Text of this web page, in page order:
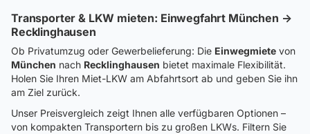
Transporter & LKW mieten: Einwegfahrt München →
Recklinghausen
Ob Privatumzug oder Gewerbelieferung: Die Einwegmiete von
München nach Recklinghausen bietet maximale Flexibilität.
Holen Sie Ihren Miet-LKW am Abfahrtsort ab und geben Sie ihn
am Ziel zurück.
Unser Preisvergleich zeigt Ihnen alle verfügbaren Optionen –
von kompakten Transportern bis zu großen LKWs. Filtern Sie